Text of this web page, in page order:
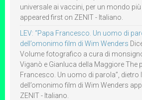
universale ai vaccini, per un mondo
appeared first on ZENIT - Italiano.
LEV: “Papa Francesco. Un uomo di
dell’omonimo film di Wim Wenders
Volume fotografico a cura di
Viganò e Gianluca della Maggiore The
Francesco. Un uomo di parola”, dietro
dell’omonimo film di Wim Wenders
ZENIT - Italiano.